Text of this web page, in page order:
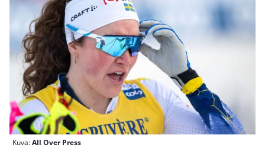
Kuva:All Over Press